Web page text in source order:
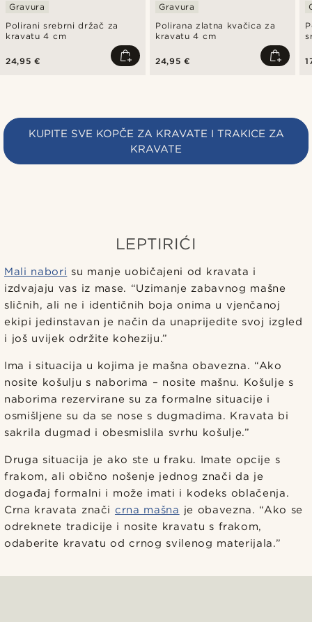
Polirani srebrni držač za
kravatu 4 cm
Gravura
24,95 €
Polirana zlatna kvačica za
kravatu 4 cm
Gravura
24,95 €
KUPITE SVE KOPČE ZA KRAVATE I TRAKICE ZA
KRAVATE
LEPTIRIĆI
Mali nabori su manje uobičajeni od kravata i
izdvajaju vas iz mase. “Uzimanje zabavnog mašne
sličnih, ali ne i identičnih boja onima u vjenčanoj
ekipi jedinstavan je način da unaprijedite svoj izgled
i još uvijek održite koheziju.”
Ima i situacija u kojima je mašna obavezna. “Ako
nosite košulju s naborima – nosite mašnu. Košulje s
naborima rezervirane su za formalne situacije i
osmišljene su da se nose s dugmadima. Kravata bi
sakrila dugmad i obesmislila svrhu košulje.”
Druga situacija je ako ste u fraku. Imate opcije s
frakom, ali obično nošenje jednog znači da je
događaj formalni i može imati i kodeks oblačenja.
Crna kravata znači crna mašna je obavezna. “Ako se
odreknete tradicije i nosite kravatu s frakom,
odaberite kravatu od crnog svilenog materijala.”